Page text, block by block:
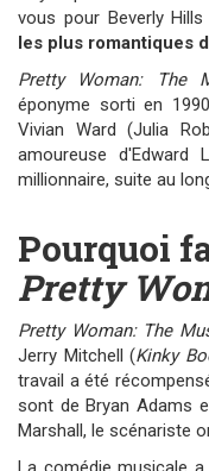
vous pour Beverly
les plus romantiques
Pretty Woman: The
éponyme sorti en
Vivian Ward (Julia
amoureuse d'Edward
millionnaire, suite au
Pourquoi
Pretty
Pretty Woman: The
Jerry Mitchell (Kinky
travail a été
sont de Bryan Adams
Marshall, le scénariste